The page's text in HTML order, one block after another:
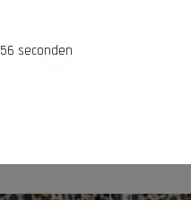
55 seconden